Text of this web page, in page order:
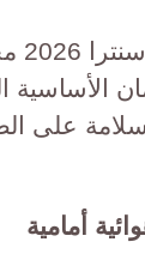
على
أمامية